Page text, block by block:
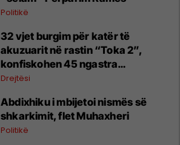
Politikë
32 vjet burgim për katër të
akuzuarit në rastin “Toka 2”,
konfiskohen 45 ngastra
kadastrale
Drejtësi
Abdixhiku i mbijetoi nismës së
shkarkimit, flet Muhaxheri
Politikë